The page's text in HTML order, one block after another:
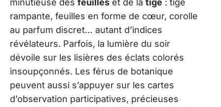
minutieuse des feuilles et de la tige : tige
rampante, feuilles en forme de cœur, corolle
au parfum discret… autant d’indices
révélateurs. Parfois, la lumière du soir
dévoile sur les lisières des éclats colorés
insoupçonnés. Les férus de botanique
peuvent aussi s’appuyer sur les cartes
d’observation participatives, précieuses